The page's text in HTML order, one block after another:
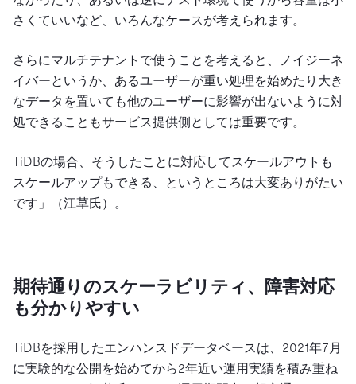
さくていいなど、いろんなケースが考えられます。
さらにマルチテナントで使うことを考えると、ノイジーネ
イバーというか、あるユーザーが重い処理を始めたり大き
なデータを置いても他のユーザーに影響が出ないように対
処できることもサービス提供側としては重要です。
TiDBの場合、そうしたことに対応してスケールアウトも
スケールアップもできる、というところは大変ありがたい
です」（江草氏）。
期待通りのスケーラビリティ、障害対応
も分かりやすい
TiDBを採用したエンハンスドデータベースは、2021年7月
に実験的な公開を始めてから2年近い運用実績を積み重ね